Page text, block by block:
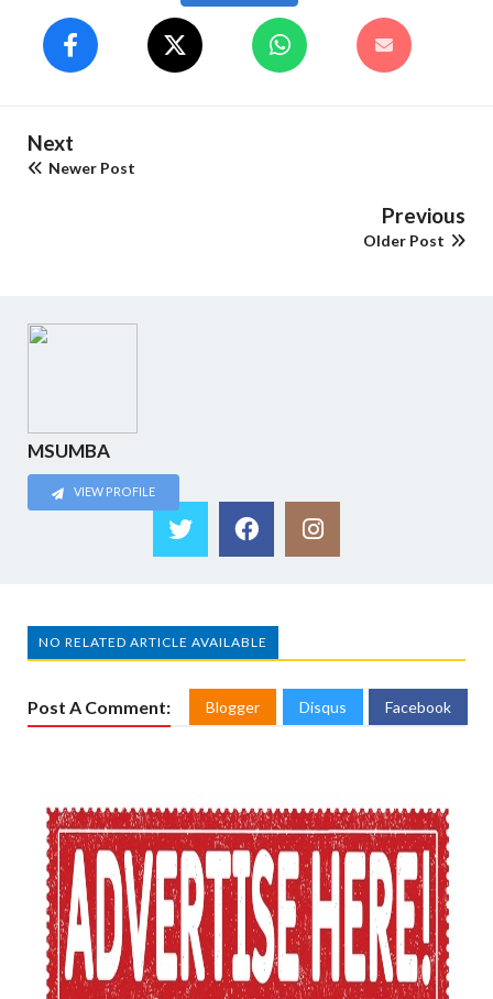
Next
Newer Post
Previous
Older Post
MSUMBA
VIEW PROFILE
NO RELATED ARTICLE AVAILABLE
Post A Comment: Blogger Disqus Facebook